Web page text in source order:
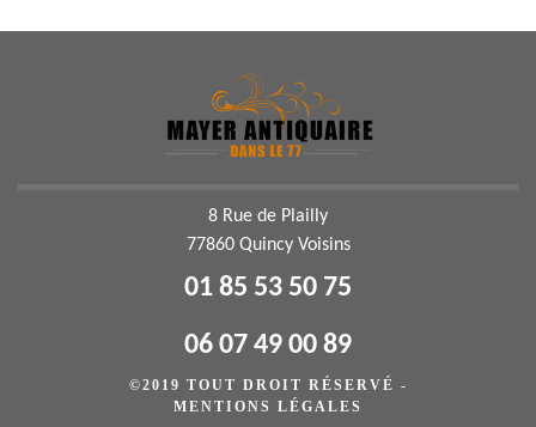
8 Rue de Plailly
77860 Quincy Voisins
01 85 53 50 75
06 07 49 00 89
©2019 TOUT DROIT RÉSERVÉ -
MENTIONS LÉGALES